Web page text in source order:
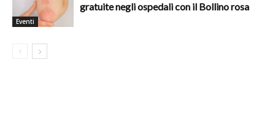
Eventi
gratuite negli ospedali con il Bollino rosa